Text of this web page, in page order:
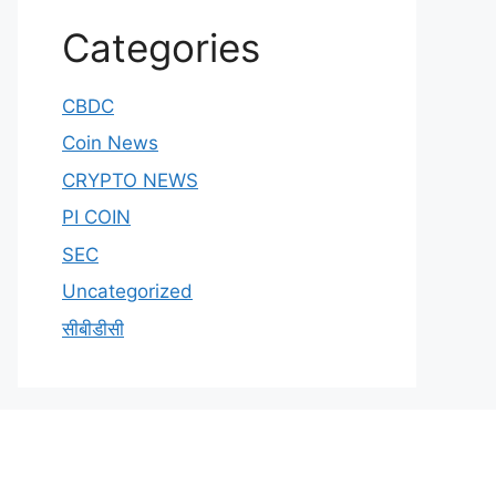
Categories
CBDC
Coin News
CRYPTO NEWS
PI COIN
SEC
Uncategorized
सीबीडीसी